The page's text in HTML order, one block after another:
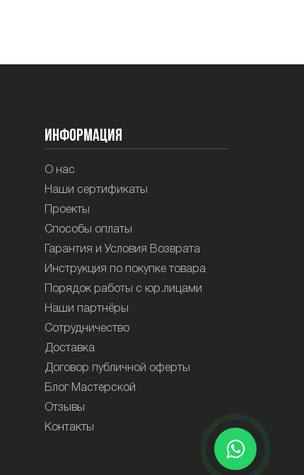
Информация
О нас
Наши сертификаты
Проекты
Способы оплаты
Гарантия и Условия Возврата
Инструкция по покупке товара
Порядок работы с юр.лицами
Наши партнёры
Сотрудничество
Доставка
Договор публичной оферты
Блог Мастерской
Отзывы
Контакты